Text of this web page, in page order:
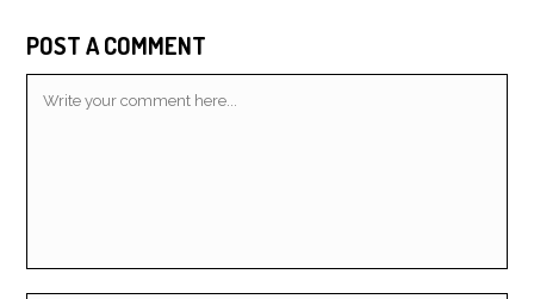
POST A COMMENT